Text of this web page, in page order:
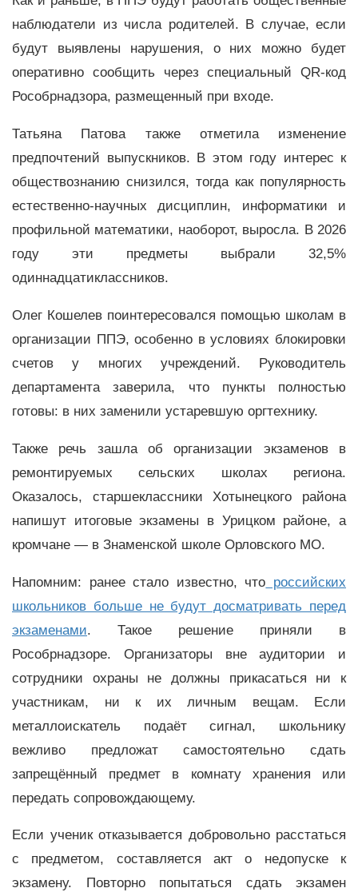
наблюдатели из числа родителей. В случае, если
будут выявлены нарушения, о них можно будет
оперативно сообщить через специальный QR-код
Рособрнадзора, размещенный при входе.
Татьяна Патова также отметила изменение
предпочтений выпускников. В этом году интерес к
обществознанию снизился, тогда как популярность
естественно-научных дисциплин, информатики и
профильной математики, наоборот, выросла. В 2026
году эти предметы выбрали 32,5%
одиннадцатиклассников.
Олег Кошелев поинтересовался помощью школам в
организации ППЭ, особенно в условиях блокировки
счетов у многих учреждений. Руководитель
департамента заверила, что пункты полностью
готовы: в них заменили устаревшую оргтехнику.
Также речь зашла об организации экзаменов в
ремонтируемых сельских школах региона.
Оказалось, старшеклассники Хотынецкого района
напишут итоговые экзамены в Урицком районе, а
кромчане — в Знаменской школе Орловского МО.
Напомним: ранее стало известно, что российских
школьников больше не будут досматривать перед
экзаменами. Такое решение приняли в
Рособрнадзоре. Организаторы вне аудитории и
сотрудники охраны не должны прикасаться ни к
участникам, ни к их личным вещам. Если
металлоискатель подаёт сигнал, школьнику
вежливо предложат самостоятельно сдать
запрещённый предмет в комнату хранения или
передать сопровождающему.
Если ученик отказывается добровольно расстаться
с предметом, составляется акт о недопуске к
экзамену. Повторно попытаться сдать экзамен